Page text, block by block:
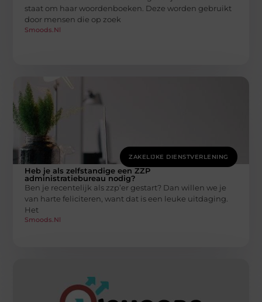
staat om haar woordenboeken. Deze worden gebruikt
door mensen die op zoek
Smoods.nl
ZAKELIJKE DIENSTVERLENING
Heb je als zelfstandige een ZZP
administratiebureau nodig?
Ben je recentelijk als zzp’er gestart? Dan willen we je
van harte feliciteren, want dat is een leuke uitdaging.
Het
Smoods.nl